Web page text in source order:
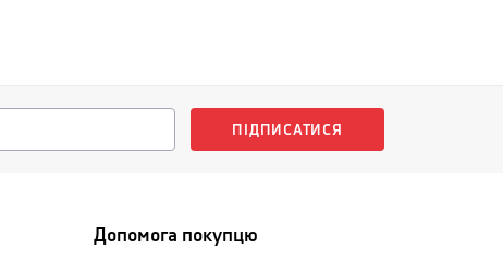
ПІДПИСАТИСЯ
Допомога покупцю